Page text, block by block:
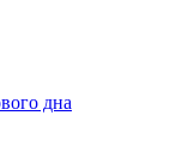
дна